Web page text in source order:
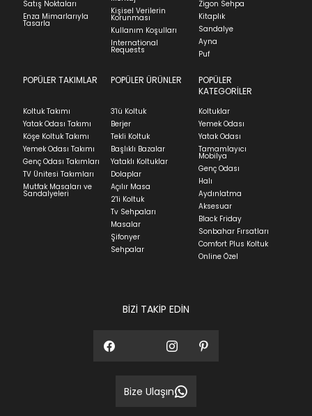
Pamuk
Stock moves super-fast. This look-up is an
indication of where stock might be available but
we can't guarantee it'll be there for long.
görmemiş, kurulumunun yapılmamış ve
kullanılmamış olması gerekmektedir.
İade ve Değişim bölümünü ziyaret ediniz.
Teslimat
Ev tekstili siparişlerinizin kargoya verilme süresi
ortalama 5-24 iş günüdür.
Yatak siparişlerinizin teslim süresi yaşadığınız şehre
ve ürünün stok durumuna göre ortalama 5-24 iş
günüdür.
Panel ve Döşeme grubu ürün siparişlerinizin teslim
süresi yaşadığınız şehre ve ürünün stok durumuna
göre ortalama 30-45 iş günüdür.
Siparişlerim bölümünden sürecinizi takip edebilirsiniz.
Sıkça Sorulan Sorularbölümünü ziyaret
Stok Uyarı
Bu ürün stoklarımıza geldiğindeposta
adresinizden sizleri bilgilendireceğiz.
Kapat
Satış Noktaları
Enza Mimarlarıyla
Tasarla
Kişisel Verilerin
Korunması
Kullanım Koşulları
International
Requests
Zigon Sehpa
Kitaplık
Sandalye
Ayna
Puf
POPÜLER TAKIMLAR
Koltuk Takımı
Yatak Odası Takımı
Köşe Koltuk Takımı
Yemek Odası Takımı
Genç Odası Takımları
TV Ünitesi Takımları
Mutfak Masaları ve
Sandalyeleri
POPÜLER ÜRÜNLER
3'lü Koltuk
Berjer
Tekli Koltuk
Başlıklı Bazalar
Yataklı Koltuklar
Dolaplar
Açılır Masa
2'li Koltuk
Tv Sehpaları
Masalar
Şifonyer
Sehpalar
POPÜLER
KATEGORİLER
Koltuklar
Yemek Odası
Yatak Odası
Tamamlayıcı
Mobilya
Genç Odası
Halı
Aydınlatma
Aksesuar
Black Friday
Sonbahar Fırsatları
Comfort Plus Koltuk
Online Özel
BİZİ TAKİP EDİN
Bize Ulaşın